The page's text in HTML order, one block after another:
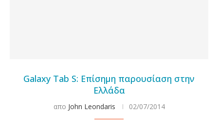
Galaxy Tab S: Επίσημη παρουσίαση στην
Ελλάδα
απο John Leondaris 02/07/2014